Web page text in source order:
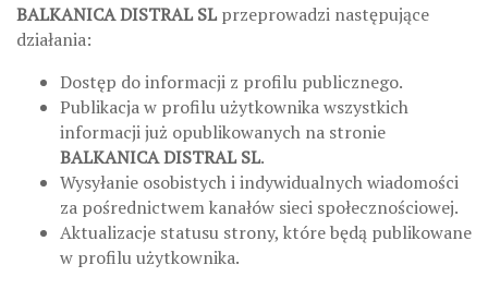
BALKANICA DISTRAL SLprzeprowadzi następujące
działania:
Dostęp do informacji z profilu publicznego.
Publikacja w profilu użytkownika wszystkich
informacji już opublikowanych na stronie
BALKANICA DISTRAL SL.
Wysyłanie osobistych i indywidualnych wiadomości
za pośrednictwem kanałów sieci społecznościowej.
Aktualizacje statusu strony, które będą publikowane
w profilu użytkownika.